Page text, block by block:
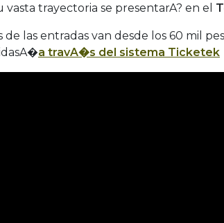
vasta trayectoria se presentarA? en el
de las entradas van desde los 60 mil
a travA�s del sistema Ticketek